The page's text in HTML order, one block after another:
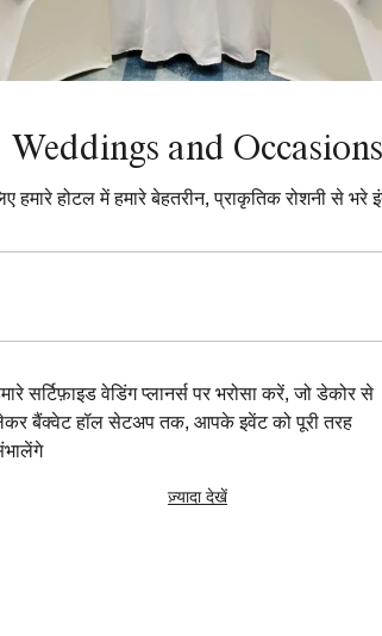
Weddings and Occasions
हमारे होटल में हमारे बेहतरीन, प्राकृतिक रोशनी से भरे
सर्टिफ़ाइड वेडिंग प्लानर्स पर भरोसा करें, जो डेकोर से
बैंक्वेट हॉल सेटअप तक, आपके इवेंट को पूरी तरह
ज़्यादा देखें